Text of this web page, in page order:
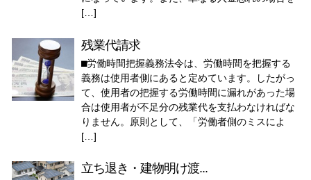
[…]
残業代請求
⬛︎労働時間把握義務法令は、労働時間を把握する
義務は使用者側にあると定めています。したがっ
て、使用者の把握する労働時間に漏れがあった場
合は使用者が不足分の残業代を支払わなければな
りません。原則として、「労働者側のミスによ
[…]
立ち退き・建物明け渡...